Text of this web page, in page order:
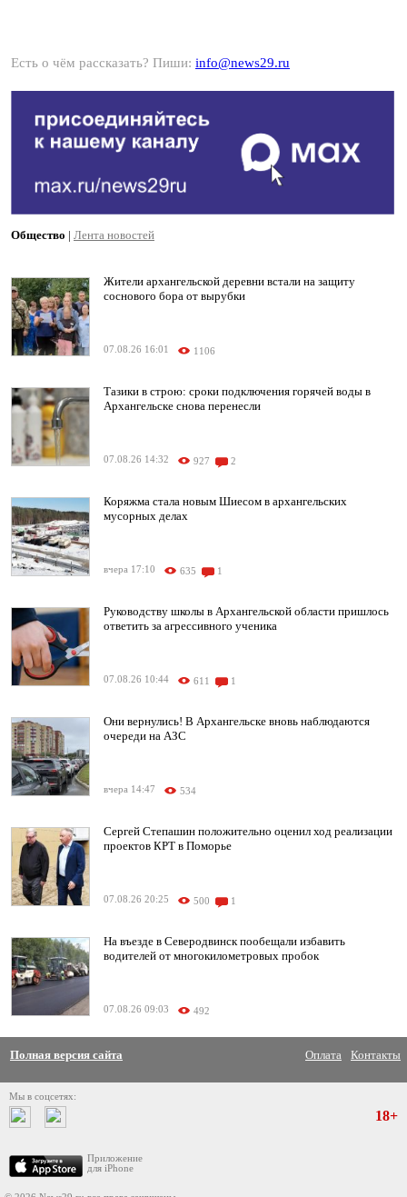
Есть о чём рассказать? Пиши: info@news29.ru
Общество | Лента новостей
Жители архангельской деревни встали на защиту
соснового бора от вырубки
07.08.26 16:01 1106
Тазики в строю: сроки подключения горячей воды в
Архангельске снова перенесли
07.08.26 14:32 927 2
Коряжма стала новым Шиесом в архангельских
мусорных делах
вчера 17:10 635 1
Руководству школы в Архангельской области пришлось
ответить за агрессивного ученика
07.08.26 10:44 611 1
Они вернулись! В Архангельске вновь наблюдаются
очереди на АЗС
вчера 14:47 534
Сергей Степашин положительно оценил ход реализации
проектов КРТ в Поморье
07.08.26 20:25 500 1
На въезде в Северодвинск пообещали избавить
водителей от многокилометровых пробок
07.08.26 09:03 492
Полная версия сайта Оплата Контакты
Мы в соцсетях:
Приложение
для iPhone
18+